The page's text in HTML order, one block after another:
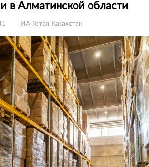
в Алматинской области
ИА Тотал Казахстан